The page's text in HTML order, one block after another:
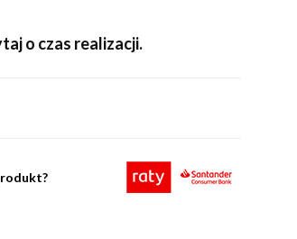
o czas realizacji.